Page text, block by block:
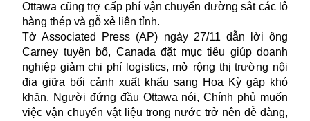
Ottawa cũng trợ cấp phí vận chuyển đường sắt các lô
hàng thép và gỗ xẻ liên tỉnh.
Tờ Associated Press (AP) ngày 27/11 dẫn lời ông
Carney tuyên bố, Canada đặt mục tiêu giúp doanh
nghiệp giảm chi phí logistics, mở rộng thị trường nội
địa giữa bối cảnh xuất khẩu sang Hoa Kỳ gặp khó
khăn. Người đứng đầu Ottawa nói, Chính phủ muốn
việc vận chuyển vật liệu trong nước trở nên dễ dàng,